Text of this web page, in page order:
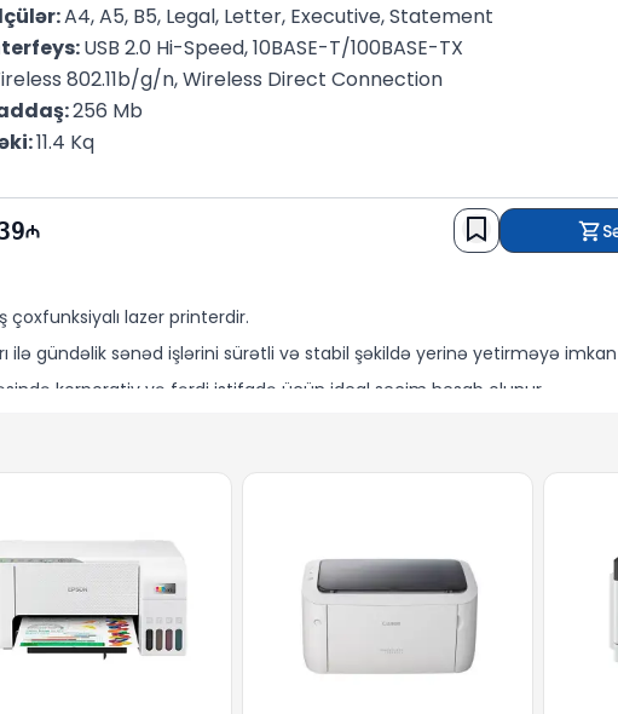
A4, A5, B5, Legal, Letter, Executive, Statement
USB 2.0 Hi-Speed, 10BASE-T/100BASE-TX
802.11b/g/n, Wireless Direct Connection
256 Mb
11.4 Kq
lazer printerdir.
ilə gündəlik sənəd işlərini sürətli və stabil şəkildə yerinə yetirməyə
korporativ və fərdi istifadə üçün ideal seçim hesab olunur.